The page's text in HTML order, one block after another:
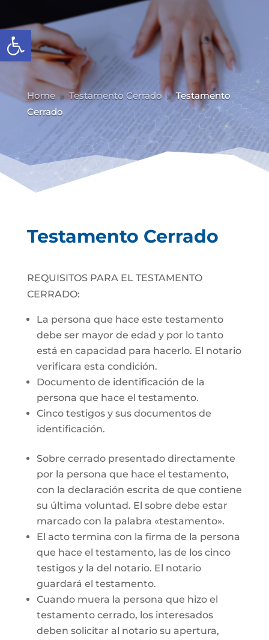
Abrir barra de herramientas
Home 9 Testamento Cerrado 9 Testamento
Cerrado
Testamento Cerrado
REQUISITOS PARA EL TESTAMENTO
CERRADO:
La persona que hace este testamento
debe ser mayor de edad y por lo tanto
está en capacidad para hacerlo. El notario
verificara esta condición.
Documento de identificación de la
persona que hace el testamento.
Cinco testigos y sus documentos de
identificación.
Sobre cerrado presentado directamente
por la persona que hace el testamento,
con la declaración escrita de que contiene
su última voluntad. El sobre debe estar
marcado con la palabra «testamento».
El acto termina con la firma de la persona
que hace el testamento, las de los cinco
testigos y la del notario. El notario
guardará el testamento.
Cuando muera la persona que hizo el
testamento cerrado, los interesados
deben solicitar al notario su apertura,